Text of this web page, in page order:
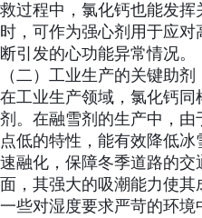
救过程中，氯化钙也能发
时，可作为强心剂用于应对
断引发的心功能异常情况。
（二）工业生产的关键助剂
在工业生产领域，氯化钙
剂。在融雪剂的生产中，
点低的特性，能有效降低
速融化，保障冬季道路的
面，其强大的吸潮能力使
一些对湿度要求严苛的环